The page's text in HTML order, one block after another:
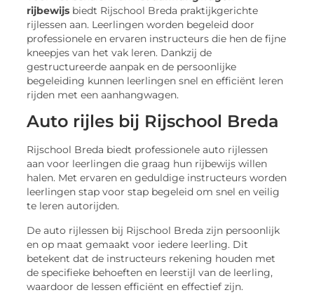
rijbewijs biedt Rijschool Breda praktijkgerichte
rijlessen aan. Leerlingen worden begeleid door
professionele en ervaren instructeurs die hen de fijne
kneepjes van het vak leren. Dankzij de
gestructureerde aanpak en de persoonlijke
begeleiding kunnen leerlingen snel en efficiënt leren
rijden met een aanhangwagen.
Auto rijles bij Rijschool Breda
Rijschool Breda biedt professionele auto rijlessen
aan voor leerlingen die graag hun rijbewijs willen
halen. Met ervaren en geduldige instructeurs worden
leerlingen stap voor stap begeleid om snel en veilig
te leren autorijden.
De auto rijlessen bij Rijschool Breda zijn persoonlijk
en op maat gemaakt voor iedere leerling. Dit
betekent dat de instructeurs rekening houden met
de specifieke behoeften en leerstijl van de leerling,
waardoor de lessen efficiënt en effectief zijn.